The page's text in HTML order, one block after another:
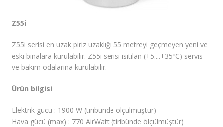
Z55i
Z55i serisi en uzak piriz uzaklığı 55 metreyi geçmeyen yeni ve
eski binalara kurulabilir. Z55i serisi ısıtılan (+5....+35ºC) servis
ve bakım odalarına kurulabilir.
Ürün bilgisi
Elektrik gücü : 1900 W (tiribünde ölçülmüştür)
Hava gücü (max) : 770 AirWatt (tiribünde ölçülmüştür)